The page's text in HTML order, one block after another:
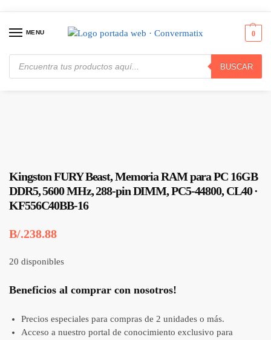
MENU
BUSCAR
0
Inicio / Memorias / Módulos RAM - Genéricos Kingston FURY Beast, Memoria RAM para PC 16GB DDR5, 5600 MHz, 288-pin DIMM, PC5-44800, CL40 · KF556C40BB-16
Kingston FURY Beast, Memoria RAM para PC 16GB
DDR5, 5600 MHz, 288-pin DIMM, PC5-44800, CL40 ·
KF556C40BB-16
B/.238.88
20 disponibles
Beneficios al comprar con nosotros!
Precios especiales para compras de 2 unidades o más.
Acceso a nuestro portal de conocimiento exclusivo para